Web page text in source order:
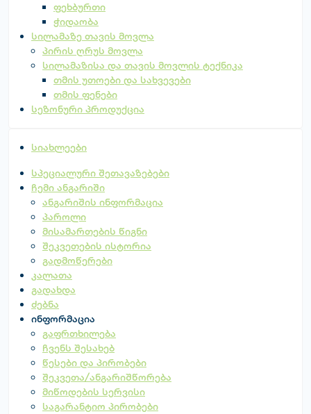
ფეხბურთი
ჭიდაობა
სილამაზე თავის მოვლა
პირის ღრუს მოვლა
სილამაზისა და თავის მოვლის ტექნიკა
თმის უთოები და სახვევები
თმის ფენები
სეზონური პროდუქცია
სიახლეები
სპეციალური შეთავაზებები
ჩემი ანგარიში
ანგარიშის ინფორმაცია
პაროლი
მისამართების წიგნი
შეკვეთების ისტორია
გადმოწერები
კალათა
გადახდა
ძებნა
ინფორმაცია
გაფრთხილება
ჩვენს შესახებ
წესები და პირობები
შეკვეთა/ანგარიშწორება
მიწოდების სერვისი
საგარანტიო პირობები